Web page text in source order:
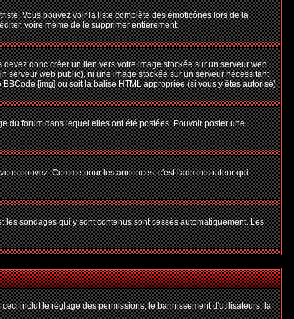
Vous pouvez voir la liste complète des émoticônes lors de la
voire même de le supprimer entièrement.
donc créer un lien vers votre image stockée sur un serveur web
serveur web public), ni une image stockée sur un serveur nécessitant
[img] ou soit la balise HTML appropriée (si vous y êtes autorisé).
du forum dans lequel elles ont été postées. Pouvoir poster une
pouvez. Comme pour les annonces, c'est l'administrateur qui
sondages qui y sont contenus sont cessés automatiquement. Les
inclut le réglage des permissions, le bannissement d'utilisateurs, la